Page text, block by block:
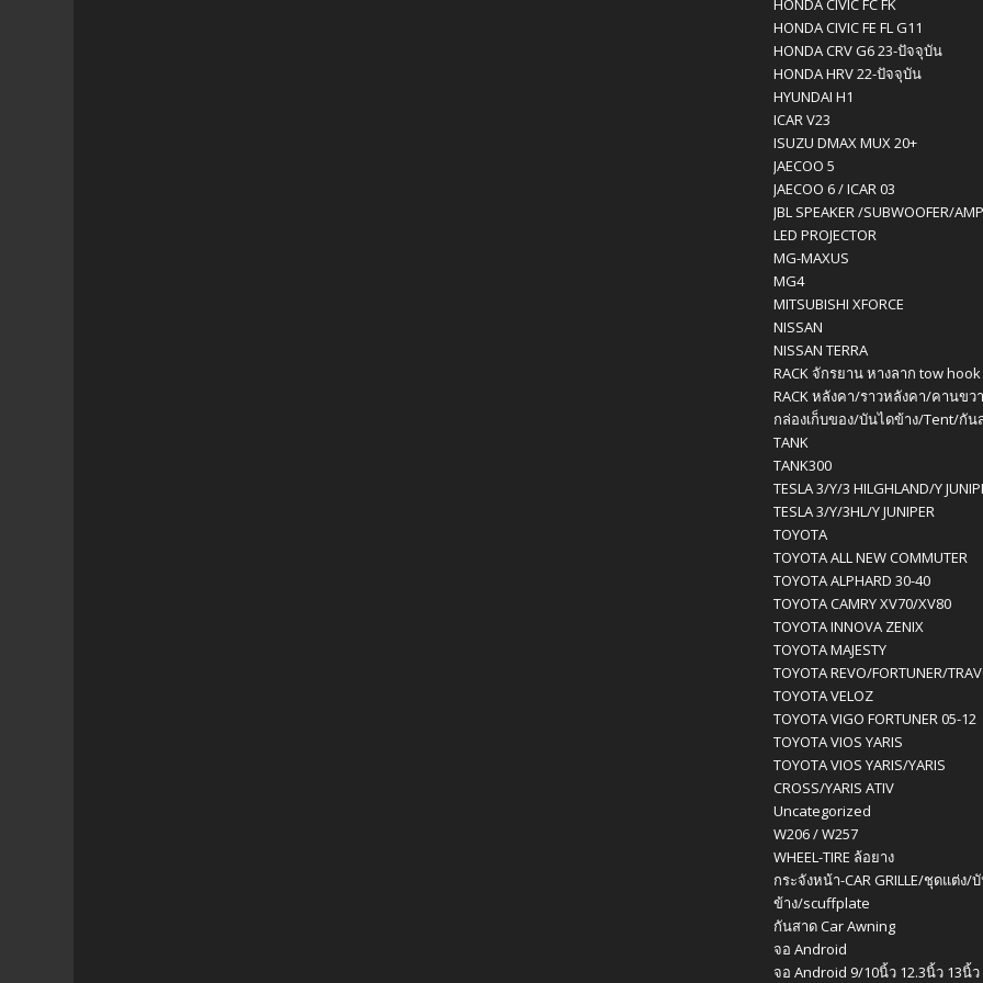
HONDA CIVIC FC FK
HONDA CIVIC FE FL G11
HONDA CRV G6 23-ปัจจุบัน
HONDA HRV 22-ปัจจุบัน
HYUNDAI H1
ICAR V23
ISUZU DMAX MUX 20+
JAECOO 5
JAECOO 6 / ICAR 03
JBL SPEAKER /SUBWOOFER/AMP
LED PROJECTOR
MG-MAXUS
MG4
MITSUBISHI XFORCE
NISSAN
NISSAN TERRA
RACK จักรยาน หางลาก tow hook
RACK หลังคา/ราวหลังคา/คานขว
กล่องเก็บของ/บันไดข้าง/Tent/กัน
TANK
TANK300
TESLA 3/Y/3 HILGHLAND/Y
TESLA 3/Y/3HL/Y JUNIPER
TOYOTA
TOYOTA ALL NEW COMMUTER
TOYOTA ALPHARD 30-40
TOYOTA CAMRY XV70/XV80
TOYOTA INNOVA ZENIX
TOYOTA MAJESTY
TOYOTA REVO/FORTUNER/
TOYOTA VELOZ
TOYOTA VIGO FORTUNER 05-12
TOYOTA VIOS YARIS
TOYOTA VIOS YARIS/YARIS
CROSS/YARIS ATIV
Uncategorized
W206 / W257
WHEEL-TIRE ล้อยาง
กระจังหน้า-CAR GRILLE/ชุดแต่ง/
ข้าง/scuffplate
กันสาด Car Awning
จอ Android
จอ Android 9/10นิ้ว 12.3นิ้ว 13นิ้ว